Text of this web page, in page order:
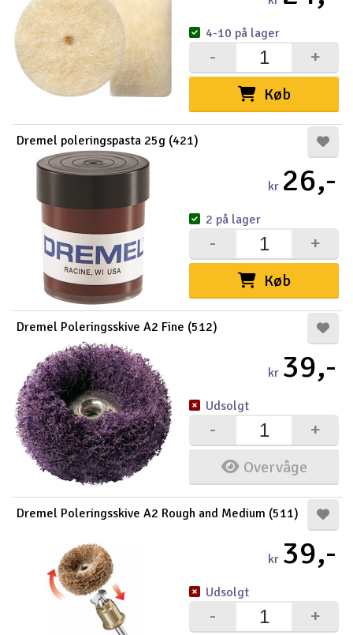
Køb
+
-
4-10 på lager
Dremel poleringspasta 25g (421)
kr 26,-
Køb
+
-
2 på lager
Dremel Poleringsskive A2 Fine (512)
kr 39,-
Overvåge
+
-
Udsolgt
Dremel Poleringsskive A2 Rough and Medium (511)
kr 39,-
+
-
Udsolgt